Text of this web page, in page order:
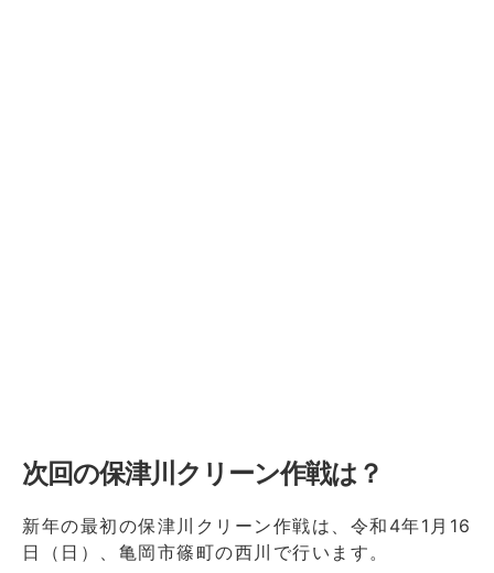
次回の保津川クリーン作戦は？
新年の最初の保津川クリーン作戦は、令和4年1月16
日（日）、亀岡市篠町の西川で行います。